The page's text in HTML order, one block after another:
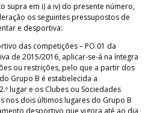
supra em i) a iv) do presente número,
os seguintes pressupostos de
e desportiva:
das competições – PO.01 da
de 2015/2016, aplicar-se-á na íntegra
ou restrições, pelo que a partir dos
Grupo B é estabelecida a
lugar e os Clubes ou Sociedades
nos dois últimos lugares do Grupo B
desportivo que vigora até ao dia